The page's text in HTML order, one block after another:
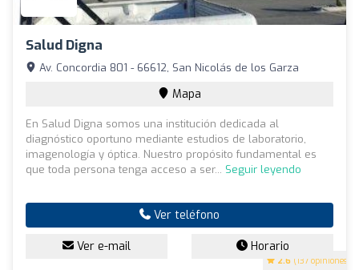
Salud Digna
2.6 (137 opiniones)
Av. Concordia 801 - 66612, San Nicolás de los Garza
Mapa
En Salud Digna somos una institución dedicada al
diagnóstico oportuno mediante estudios de laboratorio,
imagenología y óptica. Nuestro propósito fundamental es
que toda persona tenga acceso a ser... Seguir leyendo
Ver teléfono
Ver e-mail Horario